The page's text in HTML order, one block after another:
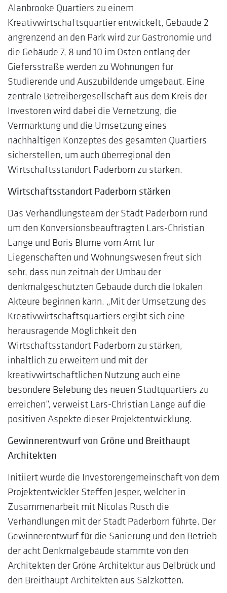
Alanbrooke Quartiers zu einem
Kreativwirtschaftsquartier entwickelt, Gebäude 2
angrenzend an den Park wird zur Gastronomie und
die Gebäude 7, 8 und 10 im Osten entlang der
Giefersstraße werden zu Wohnungen für
Studierende und Auszubildende umgebaut. Eine
zentrale Betreibergesellschaft aus dem Kreis der
Investoren wird dabei die Vernetzung, die
Vermarktung und die Umsetzung eines
nachhaltigen Konzeptes des gesamten Quartiers
sicherstellen, um auch überregional den
Wirtschaftsstandort Paderborn zu stärken.
Wirtschaftsstandort Paderborn stärken
Das Verhandlungsteam der Stadt Paderborn rund
um den Konversionsbeauftragten Lars-Christian
Lange und Boris Blume vom Amt für
Liegenschaften und Wohnungswesen freut sich
sehr, dass nun zeitnah der Umbau der
denkmalgeschützten Gebäude durch die lokalen
Akteure beginnen kann. „Mit der Umsetzung des
Kreativwirtschaftsquartiers ergibt sich eine
herausragende Möglichkeit den
Wirtschaftsstandort Paderborn zu stärken,
inhaltlich zu erweitern und mit der
kreativwirtschaftlichen Nutzung auch eine
besondere Belebung des neuen Stadtquartiers zu
erreichen“, verweist Lars-Christian Lange auf die
positiven Aspekte dieser Projektentwicklung.
Gewinnerentwurf von Gröne und Breithaupt
Architekten
Initiiert wurde die Investorengemeinschaft von dem
Projektentwickler Steffen Jesper, welcher in
Zusammenarbeit mit Nicolas Rusch die
Verhandlungen mit der Stadt Paderborn führte. Der
Gewinnerentwurf für die Sanierung und den Betrieb
der acht Denkmalgebäude stammte von den
Architekten der Gröne Architektur aus Delbrück und
den Breithaupt Architekten aus Salzkotten.